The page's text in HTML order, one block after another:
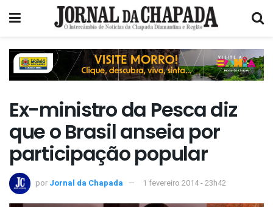
Ex-ministro da Pesca diz
que o Brasil anseia por
participação popular
por Jornal da Chapada 1 fevereiro 2014 - 23h42